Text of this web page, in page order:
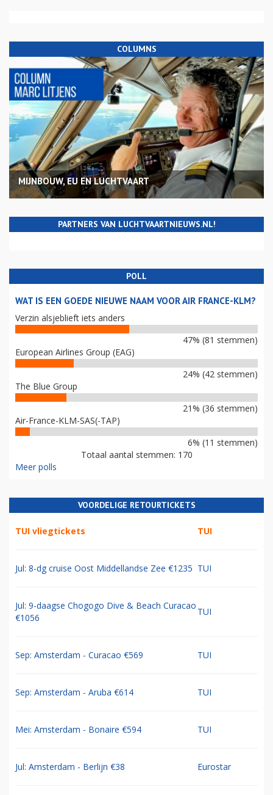
COLUMNS
MIJNBOUW, EU EN LUCHTVAART
PARTNERS VAN LUCHTVAARTNIEUWS.NL!
POLL
WAT IS EEN GOEDE NIEUWE NAAM VOOR AIR FRANCE-KLM?
Verzin alsjeblieft iets anders
47% (81 stemmen)
European Airlines Group (EAG)
24% (42 stemmen)
The Blue Group
21% (36 stemmen)
Air-France-KLM-SAS(-TAP)
6% (11 stemmen)
Totaal aantal stemmen: 170
Meer polls
VOORDELIGE RETOURTICKETS
TUI vliegtickets TUI
Jul: 8-dg cruise Oost Middellandse Zee €1235 TUI
Jul: 9-daagse Chogogo Dive & Beach Curacao
€1056
TUI
Sep: Amsterdam - Curacao €569 TUI
Sep: Amsterdam - Aruba €614 TUI
Mei: Amsterdam - Bonaire €594 TUI
Jul: Amsterdam - Berlijn €38 Eurostar